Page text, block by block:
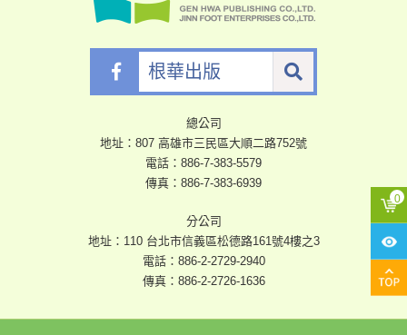
根華出版
總公司
地址：807 高雄市三民區大順二路752號
電話： 886-7-383-5579
傳真：886-7-383-6939
分公司
地址：110 台北市信義區松德路161號4樓之3
電話： 886-2-2729-2940
傳真：886-2-2726-1636